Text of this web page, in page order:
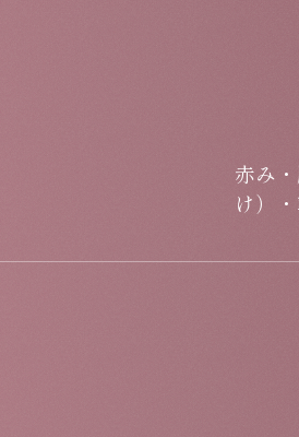
赤み
け）